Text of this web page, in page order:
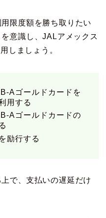
限度額を勝ち取りたい
意識し、JALアメックス
しましょう。
Aゴールドカードを
用する
Aゴールドカードの
励行する
で、支払いの遅延だけ